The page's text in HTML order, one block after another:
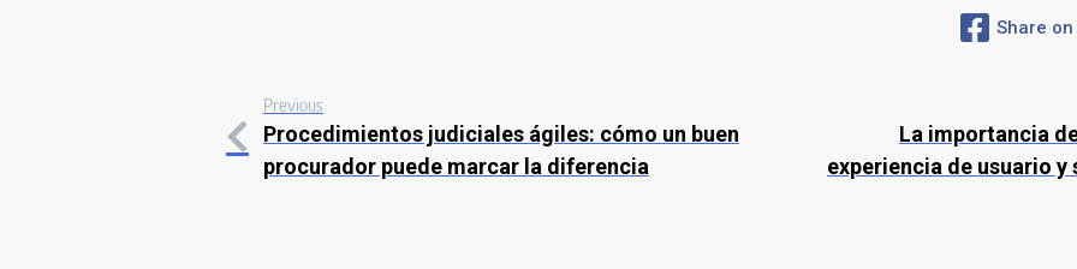
Share
Previous
Procedimientos judiciales ágiles: cómo un buen
procurador puede marcar la diferencia
La importancia
experiencia de usuario